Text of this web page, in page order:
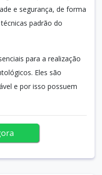
e segurança, de forma
padrão do
para a realização
Eles são
e por isso possuem